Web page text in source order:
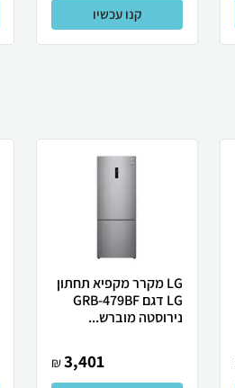
קנו עכשיו
LG מקרר מקפיא תחתון
LG דגם GRB-479BF
נירוסטה מוברש...
3,401
₪